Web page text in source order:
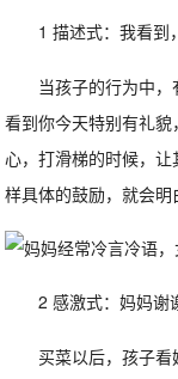
1 描述式：我看到
当孩子的行为中
看到你今天特别有礼
心，打滑梯的时候，
样具体的鼓励，就会明
2 感激式：妈妈谢
买菜以后，孩子看